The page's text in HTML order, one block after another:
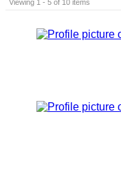
Viewing 1 - 5 of 10 items